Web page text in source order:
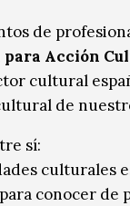
de
Acción
cultural
de
sí:
culturales
conocer de